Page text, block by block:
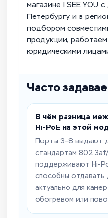
магазине I SEE YOU
Петербургу и в
подбором
продукции,
юридическими
Часто
В чём разница
Hi-PoE на этой
Порты 3–8 выдают
стандартам
поддерживают Hi-
способны отдавать
актуально для
обогревом или